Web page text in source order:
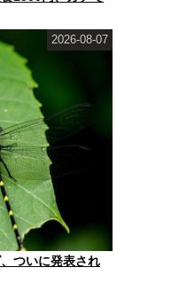
ついに発表され
2026-08-07